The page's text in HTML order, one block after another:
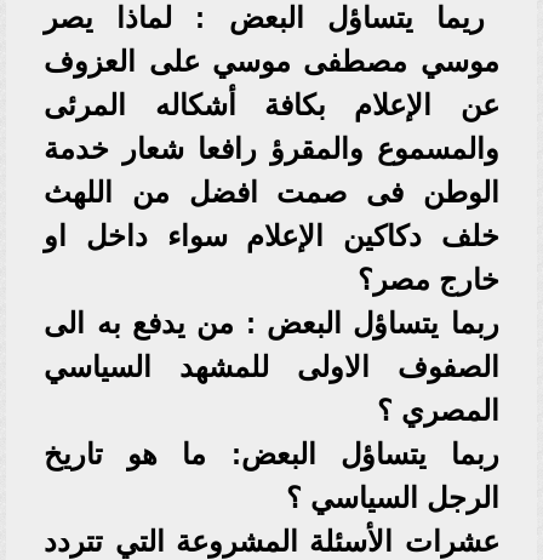
ريما يتساؤل البعض : لماذا يصر
موسي مصطفى موسي على العزوف
عن الإعلام بكافة أشكاله المرئى
والمسموع والمقرؤ رافعا شعار خدمة
الوطن فى صمت افضل من اللهث
خلف دكاكين الإعلام سواء داخل او
خارج مصر؟
ربما يتساؤل البعض : من يدفع به الى
الصفوف الاولى للمشهد السياسي
المصري ؟
ربما يتساؤل البعض: ما هو تاريخ
الرجل السياسي ؟
عشرات الأسئلة المشروعة التي تتردد